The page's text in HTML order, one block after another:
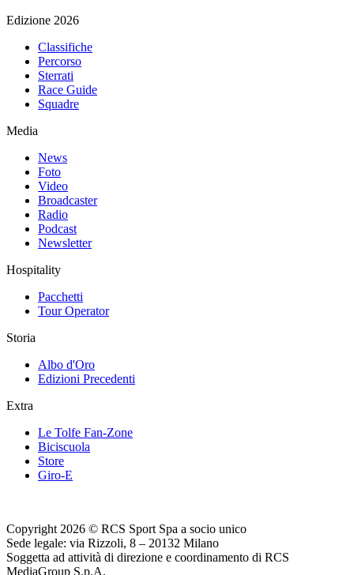
Edizione 2026
Classifiche
Percorso
Sterrati
Race Guide
Squadre
Media
News
Foto
Video
Broadcaster
Radio
Podcast
Newsletter
Hospitality
Pacchetti
Tour Operator
Storia
Albo d'Oro
Edizioni Precedenti
Extra
Le Tolfe Fan-Zone
Biciscuola
Store
Giro-E
Copyright 2026 © RCS Sport Spa a socio unico
Sede legale: via Rizzoli, 8 – 20132 Milano
Soggetta ad attività di direzione e coordinamento di RCS
MediaGroup S.p.A.